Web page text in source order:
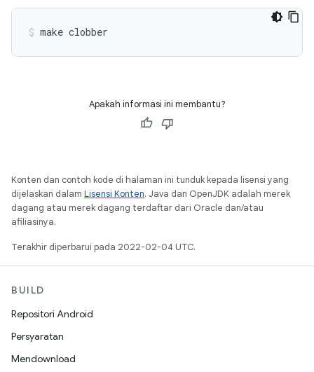
Apakah informasi ini membantu?
Konten dan contoh kode di halaman ini tunduk kepada lisensi yang
dijelaskan dalam Lisensi Konten. Java dan OpenJDK adalah merek
dagang atau merek dagang terdaftar dari Oracle dan/atau
afiliasinya.
Terakhir diperbarui pada 2022-02-04 UTC.
BUILD
Repositori Android
Persyaratan
Mendownload